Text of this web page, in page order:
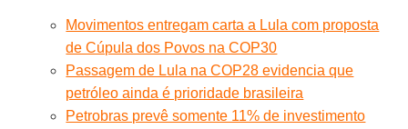
Movimentos entregam carta a Lula com proposta
de Cúpula dos Povos na COP30
Passagem de Lula na COP28 evidencia que
petróleo ainda é prioridade brasileira
Petrobras prevê somente 11% de investimento